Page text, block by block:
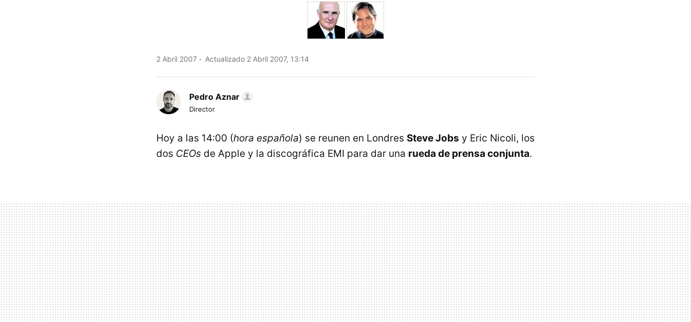
2 Abril 2007 Actualizado 2 Abril 2007, 13:14
Pedro Aznar
Director
Hoy a las 14:00 (hora española) se reunen en Londres Steve Jobs y Eric Nicoli, los
dos CEOs de Apple y la discográfica EMI para dar una rueda de prensa conjunta.